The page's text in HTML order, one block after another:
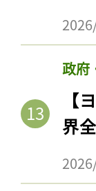
政府
【
界